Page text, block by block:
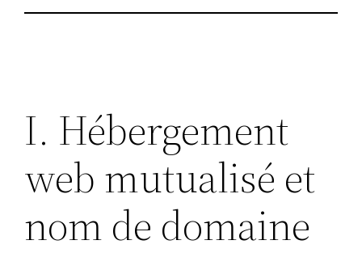
I. Hébergement
web mutualisé et
nom de domaine